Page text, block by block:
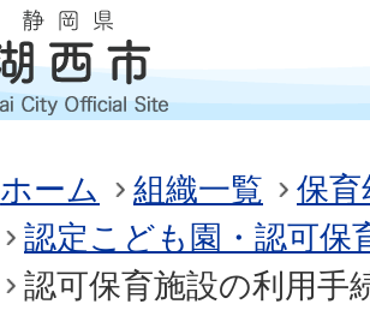
ホーム 組織一覧
保育
認定こども園・認可保
認可保育施設の利用手